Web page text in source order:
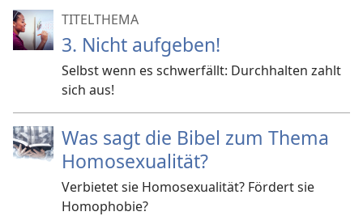
TITELTHEMA
3. Nicht aufgeben!
Selbst wenn es schwerfällt: Durchhalten zahlt
sich aus!
Was sagt die Bibel zum Thema
Homosexualität?
Verbietet sie Homosexualität? Fördert sie
Homophobie?